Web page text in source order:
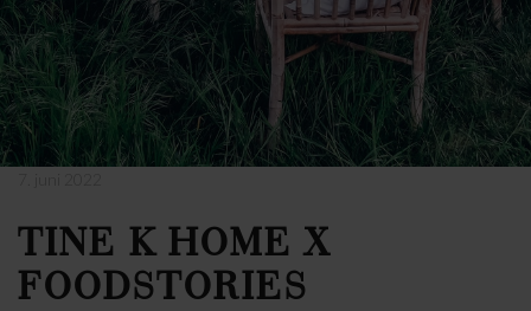
TINE K HOME X
FOODSTORIES